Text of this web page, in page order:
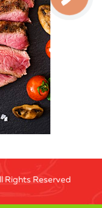
Rights Reserved